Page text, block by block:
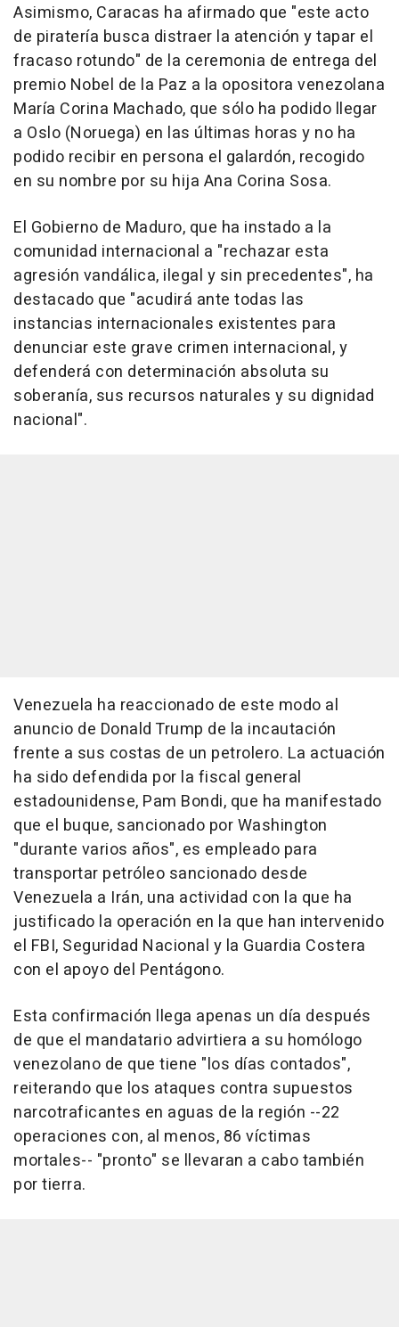
Asimismo, Caracas ha afirmado que "este acto
de piratería busca distraer la atención y tapar el
fracaso rotundo" de la ceremonia de entrega del
premio Nobel de la Paz a la opositora venezolana
María Corina Machado, que sólo ha podido llegar
a Oslo (Noruega) en las últimas horas y no ha
podido recibir en persona el galardón, recogido
en su nombre por su hija Ana Corina Sosa.
El Gobierno de Maduro, que ha instado a la
comunidad internacional a "rechazar esta
agresión vandálica, ilegal y sin precedentes", ha
destacado que "acudirá ante todas las
instancias internacionales existentes para
denunciar este grave crimen internacional, y
defenderá con determinación absoluta su
soberanía, sus recursos naturales y su dignidad
nacional".
Venezuela ha reaccionado de este modo al
anuncio de Donald Trump de la incautación
frente a sus costas de un petrolero. La actuación
ha sido defendida por la fiscal general
estadounidense, Pam Bondi, que ha manifestado
que el buque, sancionado por Washington
"durante varios años", es empleado para
transportar petróleo sancionado desde
Venezuela a Irán, una actividad con la que ha
justificado la operación en la que han intervenido
el FBI, Seguridad Nacional y la Guardia Costera
con el apoyo del Pentágono.
Esta confirmación llega apenas un día después
de que el mandatario advirtiera a su homólogo
venezolano de que tiene "los días contados",
reiterando que los ataques contra supuestos
narcotraficantes en aguas de la región --22
operaciones con, al menos, 86 víctimas
mortales-- "pronto" se llevaran a cabo también
por tierra.